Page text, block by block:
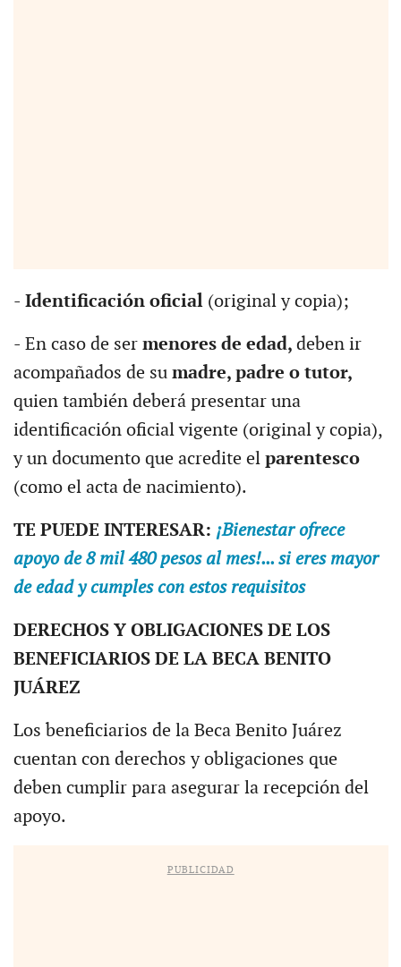
- Identificación oficial(original y copia);
- En caso de sermenores de edad, deben ir
acompañados de su madre, padre o tutor,
quien también deberá presentar una
identificación oficial vigente (original y copia),
y un documento que acredite el parentesco
(como el acta de nacimiento).
TE PUEDE INTERESAR: ¡Bienestar ofrece
apoyo de 8 mil 480 pesos al mes!... si eres mayor
de edad y cumples con estos requisitos
DERECHOS Y OBLIGACIONES DE LOS
BENEFICIARIOS DE LA BECA BENITO
JUÁREZ
Los beneficiarios de la Beca Benito Juárez
cuentan con derechos y obligaciones que
deben cumplir para asegurar la recepción del
apoyo.
PUBLICIDAD